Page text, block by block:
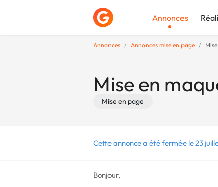
Annonces
Annonces Annonces mise en page
Mise en
Mise en page
Cette annonce a été fermée le 23
Bonjour,